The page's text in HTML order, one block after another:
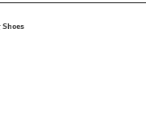
Shoes